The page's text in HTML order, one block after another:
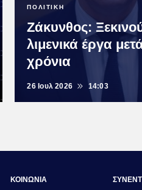
ΠΟΛΙΤΙΚΗ
Ζάκυνθος:
λιμενικά έργα
χρόνια
26 Ιουλ 2026 14:03
ΚΟΙΝΩΝΙΑ